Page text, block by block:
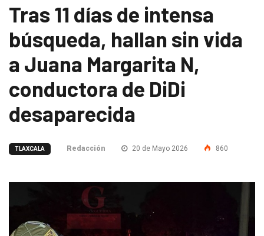
Tras 11 días de intensa
búsqueda, hallan sin vida
a Juana Margarita N,
conductora de DiDi
desaparecida
TLAXCALA Redacción 20 de Mayo 2026 860